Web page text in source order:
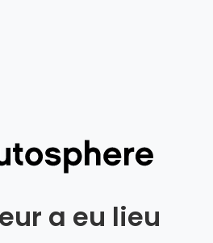
a eu lieu